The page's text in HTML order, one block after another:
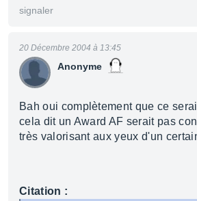
signaler
Anonyme
20 Décembre 2004 à 13:45
Bah oui complètement que ce
cela dit un Award AF serait pas
très valorisant aux yeux d'un
Citation :